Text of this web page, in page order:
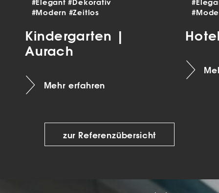
#Elegant#Dekorativ
#Modern #Zeitlos
Kindergarten |
Aurach
Mehr erfahren
zur Referenzübersicht